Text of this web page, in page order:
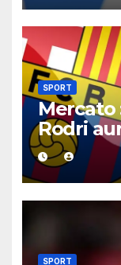
SPORT
Mercato
Rodri
XXL
contrat
SPORT